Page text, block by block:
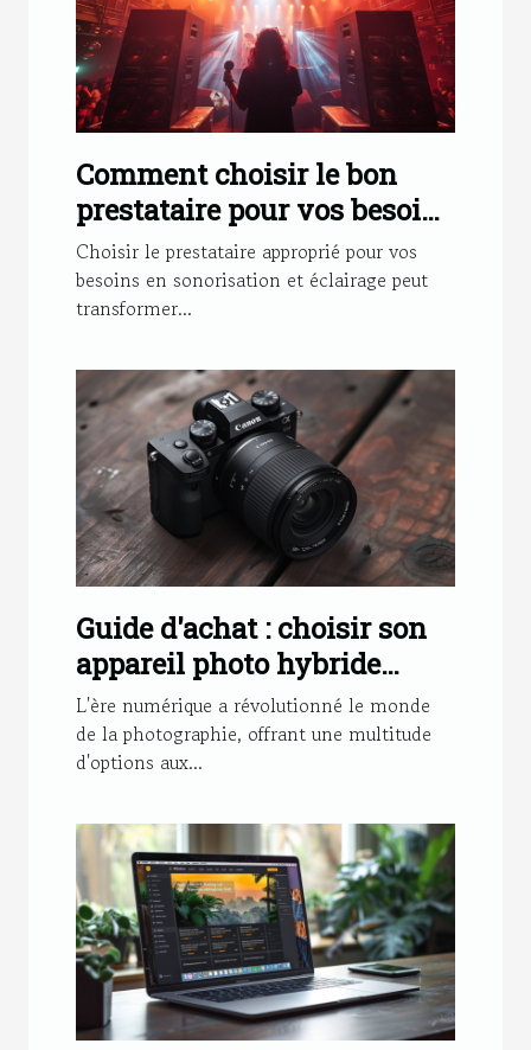
Comment choisir le bon
prestataire pour vos besoins
en sonorisation et éclairage
Choisir le prestataire approprié pour vos
besoins en sonorisation et éclairage peut
transformer...
Guide d'achat : choisir son
appareil photo hybride
plein format
L'ère numérique a révolutionné le monde
de la photographie, offrant une multitude
d'options aux...